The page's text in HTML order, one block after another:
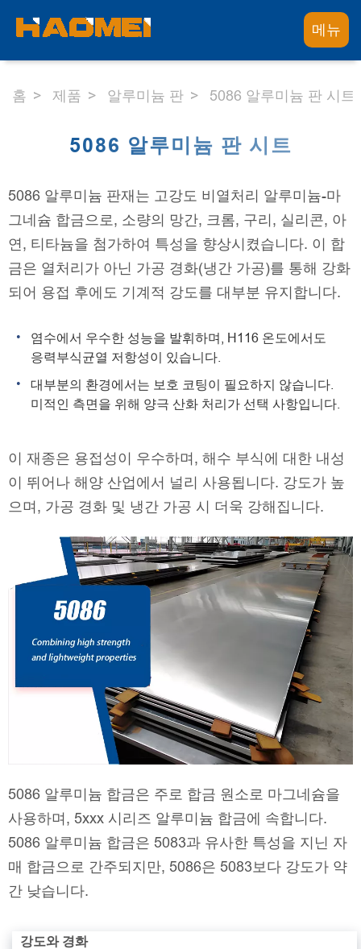
메뉴
홈 제품 알루미늄 판 5086 알루미늄 판 시트
5086 알루미늄 판 시트
5086 알루미늄 판재는 고강도 비열처리 알루미늄-마
그네슘 합금으로, 소량의 망간, 크롬, 구리, 실리콘, 아
연, 티타늄을 첨가하여 특성을 향상시켰습니다. 이 합
금은 열처리가 아닌 가공 경화(냉간 가공)를 통해 강화
되어 용접 후에도 기계적 강도를 대부분 유지합니다.
염수에서 우수한 성능을 발휘하며, H116 온도에서도
응력부식균열 저항성이 있습니다.
대부분의 환경에서는 보호 코팅이 필요하지 않습니다.
미적인 측면을 위해 양극 산화 처리가 선택 사항입니다.
이 재종은 용접성이 우수하며, 해수 부식에 대한 내성
이 뛰어나 해양 산업에서 널리 사용됩니다. 강도가 높
으며, 가공 경화 및 냉간 가공 시 더욱 강해집니다.
5086 알루미늄 합금은 주로 합금 원소로 마그네슘을
사용하며, 5xxx 시리즈 알루미늄 합금에 속합니다.
5086 알루미늄 합금은 5083과 유사한 특성을 지닌 자
매 합금으로 간주되지만, 5086은 5083보다 강도가 약
간 낮습니다.
강도와 경화